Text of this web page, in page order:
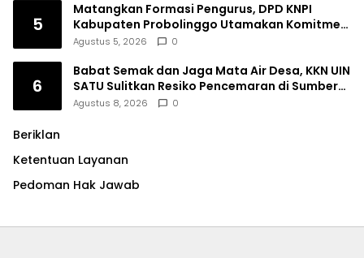
5
Matangkan Formasi Pengurus, DPD KNPI
Kabupaten Probolinggo Utamakan Komitmen
dan Kinerja
Agustus 5, 2026 0
6
Babat Semak dan Jaga Mata Air Desa, KKN UIN
SATU Sulitkan Resiko Pencemaran di Sumber
Ngumbul
Agustus 8, 2026 0
Beriklan
Ketentuan Layanan
Pedoman Hak Jawab